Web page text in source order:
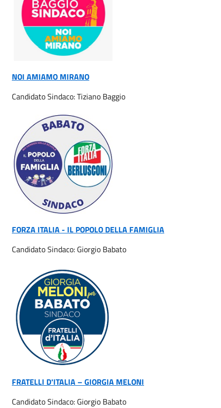
NOI AMIAMO MIRANO
Candidato Sindaco: Tiziano Baggio
FORZA ITALIA - IL POPOLO DELLA FAMIGLIA
Candidato Sindaco: Giorgio Babato
FRATELLI D'ITALIA – GIORGIA MELONI
Candidato Sindaco: Giorgio Babato